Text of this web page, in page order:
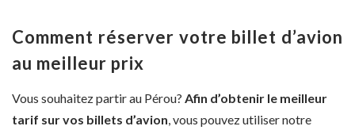
Comment réserver votre billet d’avion
au meilleur prix
Vous souhaitez partir au Pérou? Afin d’obtenir le meilleur
tarif sur vos billets d’avion, vous pouvez utiliser notre